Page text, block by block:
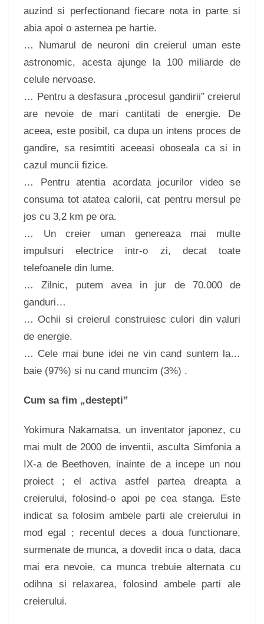
auzind si perfectionand fiecare nota in parte si
abia apoi o asternea pe hartie.
… Numarul de neuroni din creierul uman este
astronomic, acesta ajunge la 100 miliarde de
celule nervoase.
… Pentru a desfasura „procesul gandirii” creierul
are nevoie de mari cantitati de energie. De
aceea, este posibil, ca dupa un intens proces de
gandire, sa resimtiti aceeasi oboseala ca si in
cazul muncii fizice.
… Pentru atentia acordata jocurilor video se
consuma tot atatea calorii, cat pentru mersul pe
jos cu 3,2 km pe ora.
… Un creier uman genereaza mai multe
impulsuri electrice intr-o zi, decat toate
telefoanele din lume.
… Zilnic, putem avea in jur de 70.000 de
ganduri…
… Ochii si creierul construiesc culori din valuri
de energie.
… Cele mai bune idei ne vin cand suntem la…
baie (97%) si nu cand muncim (3%) .
Cum sa fim „destepti”
Yokimura Nakamatsa, un inventator japonez, cu
mai mult de 2000 de inventii, asculta Simfonia a
IX-a de Beethoven, inainte de a incepe un nou
proiect ; el activa astfel partea dreapta a
creierului, folosind-o apoi pe cea stanga. Este
indicat sa folosim ambele parti ale creierului in
mod egal ; recentul deces a doua functionare,
surmenate de munca, a dovedit inca o data, daca
mai era nevoie, ca munca trebuie alternata cu
odihna si relaxarea, folosind ambele parti ale
creierului.